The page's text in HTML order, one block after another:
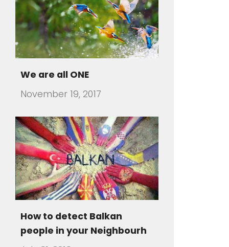
How to detect Balkan
people in your Neighbourh
There are travelers that visit a
foreign country and